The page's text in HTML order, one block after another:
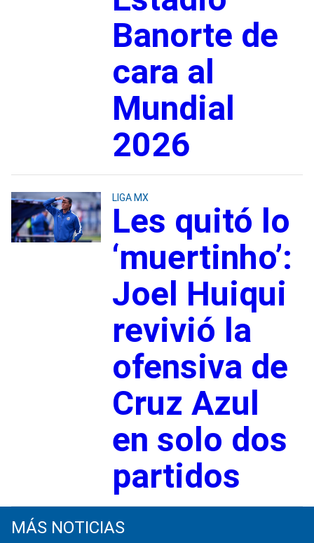
Banorte de
cara al
Mundial
2026
LIGA MX
Les quitó lo
‘muertinho’:
Joel Huiqui
revivió la
ofensiva de
Cruz Azul
en solo dos
partidos
MÁS NOTICIAS